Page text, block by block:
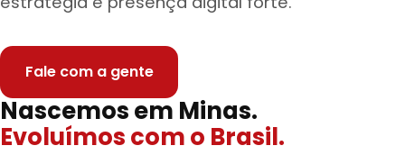
Fale com a gente
Nascemos em Minas.
Evoluímos com o Brasil.